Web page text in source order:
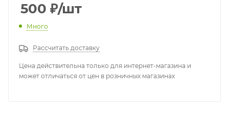
500 ₽/шт
Много
Рассчитать доставку
Цена действительна только для интернет-магазина и
может отличаться от цен в розничных магазинах